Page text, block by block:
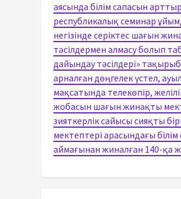
аясында білім сапасын
республикалық семинар
негізінде серіктес шағын
тәсілдермен алмасу болып
дайындау тәсілдері»
арналған дөңгелек үстел,
мақсатында телекөпір,
жобасын шағын жинақты
зияткерлік сайысы сияқты
мектептері арасындағы
аймағынан жиналған 140-қа